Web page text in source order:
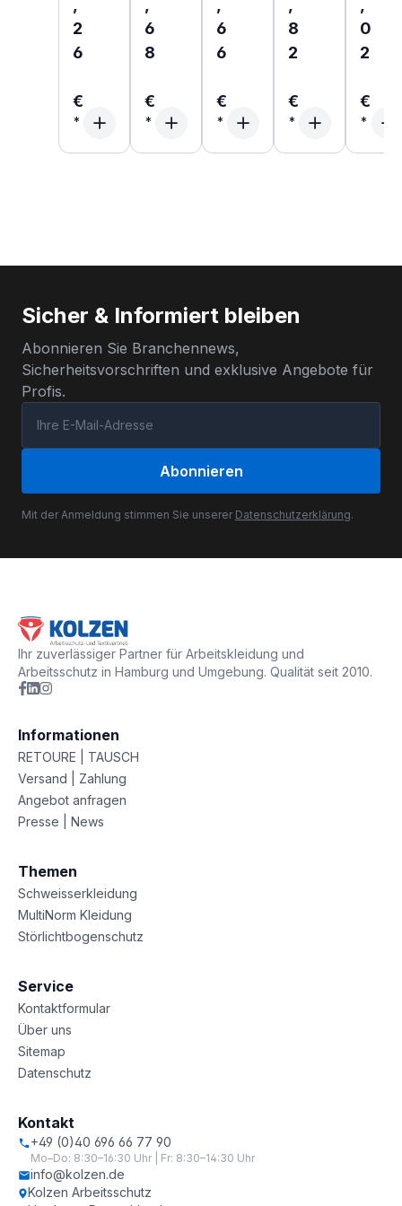
2
6
€
6
8
€
6
6
€
8
2
€
0
2
€
Sicher & Informiert bleiben
Abonnieren Sie Branchennews,
Sicherheitsvorschriften und exklusive Angebote für
Profis.
Abonnieren
Mit der Anmeldung stimmen Sie unserer Datenschutzerklärung.
Ihr zuverlässiger Partner für Arbeitskleidung und
Arbeitsschutz in Hamburg und Umgebung. Qualität seit 2010.
Informationen
RETOURE | TAUSCH
Versand | Zahlung
Angebot anfragen
Presse | News
Themen
Schweisserkleidung
MultiNorm Kleidung
Störlichtbogenschutz
Service
Kontaktformular
Über uns
Sitemap
Datenschutz
Kontakt
+49 (0)40 696 66 77 90
Mo–Do: 8:30–16:30 Uhr | Fr: 8:30–14:30 Uhr
info@kolzen.de
Kolzen Arbeitsschutz